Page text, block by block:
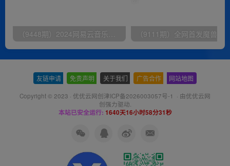
友链申请 免责声明 关于我们 广告合作 网站地图
Copyright © 2023 · 优优云网创津ICP备2026003057号-1 · 由优优云网
创强力驱动.
本站已安全运行: 1640天16小时58分32秒